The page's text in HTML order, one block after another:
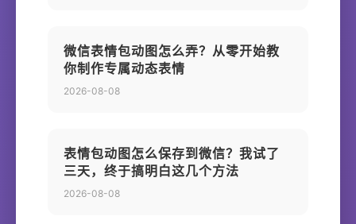
微信表情包动图怎么弄？从零开始教
你制作专属动态表情
2026-08-08
表情包动图怎么保存到微信？我试了
三天，终于搞明白这几个方法
2026-08-08